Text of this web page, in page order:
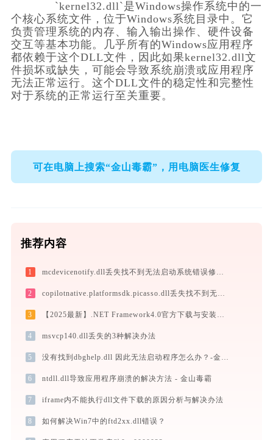
个核心系统文件，位于Windows系统目录中。它
负责管理系统的内存、输入输出操作、硬件设备
交互等基本功能。几乎所有的Windows应用程序
都依赖于这个DLL文件，因此如果kernel32.dll文
件损坏或缺失，可能会导致系统崩溃或应用程序
无法正常运行。这个DLL文件的稳定性和完整性
对于系统的正常运行至关重要。
可在电脑上搜索“金山毒霸”，用电脑医生修复
推荐内容
1 mcdevicenotify.dll丢失找不到无法启动系统错误修复 - AI智能助手解决方案
2 copilotnative.platformsdk.picasso.dll丢失找不到无法启动系统错误修复 - AI智能助手解决方案
3 【2025最新】.NET Framework4.0官方下载与安装方法|附错误解决方案
4 msvcp140.dll丢失的3种解决办法
5 没有找到dbghelp.dll 因此无法启动程序怎么办？-金山毒霸
6 ntdll.dll导致应用程序崩溃的解决方法 - 金山毒霸
7 iframe内不能执行dll文件下载的原因分析与解决办法
8 如何解决Win7中的ftd2xx.dll错误？